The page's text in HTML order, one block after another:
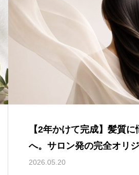
【2年かけて完成】髪質
へ。サロン発の完全オリ
『Ldivine（エルディバイ
2026.05.20